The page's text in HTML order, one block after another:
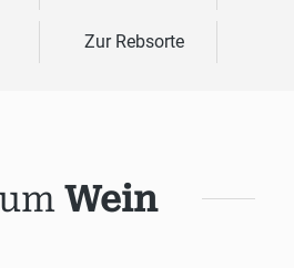
Zur Rebsorte
Wein